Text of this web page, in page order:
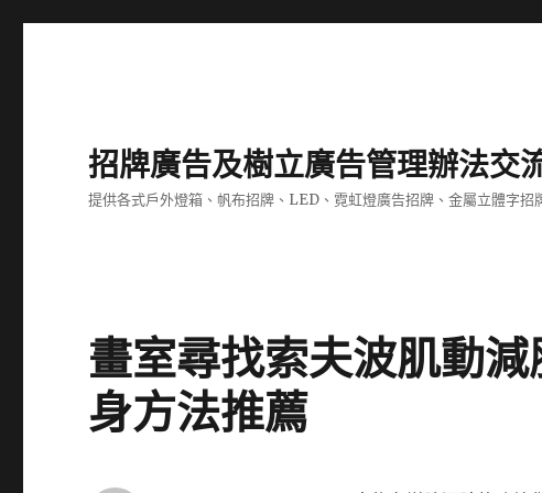
招牌廣告及樹立廣告管理辦法交
提供各式戶外燈箱、帆布招牌、LED、霓虹燈廣告招牌、金屬立體字招
畫室尋找索夫波肌動
身方法推薦